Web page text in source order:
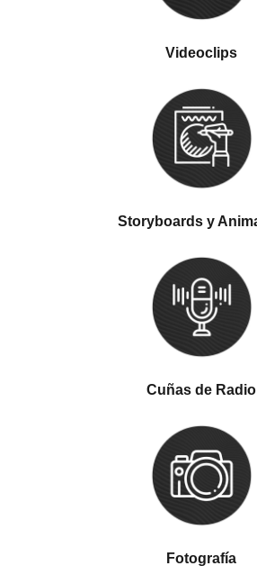
Videoclips
Storyboards y
Cuñas de Radio
Fotografía